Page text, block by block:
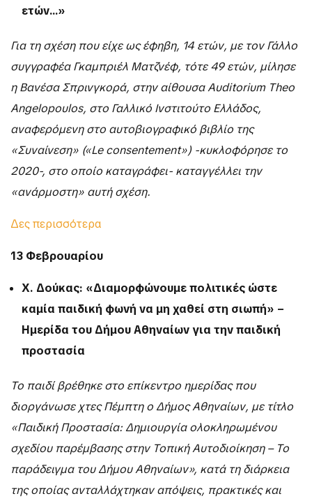
ετών…»
Για τη σχέση που είχε ως έφηβη, 14 ετών, με τον Γάλλο
συγγραφέα Γκαμπριέλ Ματζνέφ, τότε 49 ετών, μίλησε
η Βανέσα Σπρινγκορά, στην αίθουσα Auditorium Theo
Angelopoulos, στο Γαλλικό Ινστιτούτο Ελλάδος,
αναφερόμενη στο αυτοβιογραφικό βιβλίο της
«Συναίνεση» («Le consentement») -κυκλοφόρησε το
2020-, στο οποίο καταγράφει- καταγγέλλει την
«ανάρμοστη» αυτή σχέση.
Δες περισσότερα
13 Φεβρουαρίου
Χ. Δούκας: «Διαμορφώνουμε πολιτικές ώστε
καμία παιδική φωνή να μη χαθεί στη σιωπή» –
Ημερίδα του Δήμου Αθηναίων για την παιδική
προστασία
Το παιδί βρέθηκε στο επίκεντρο ημερίδας που
διοργάνωσε χτες Πέμπτη ο Δήμος Αθηναίων, με τίτλο
«Παιδική Προστασία: Δημιουργία ολοκληρωμένου
σχεδίου παρέμβασης στην Τοπική Αυτοδιοίκηση – Το
παράδειγμα του Δήμου Αθηναίων», κατά τη διάρκεια
της οποίας ανταλλάχτηκαν απόψεις, πρακτικές και